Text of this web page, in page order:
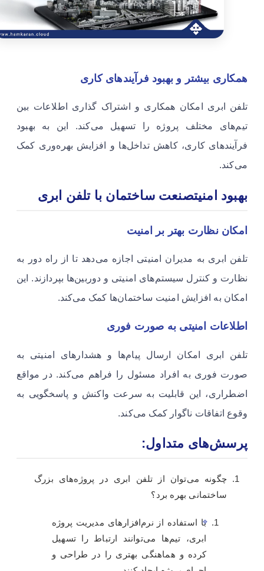
همکاری بیشتر و بهبود فرآیندهای کاری
تلفن ابری امکان همکاری و اشتراک گذاری اطلاعات بین
تیم‌های مختلف پروژه را تسهیل می‌کند. این به بهبود
فرآیندهای کاری، کاهش تداخل‌ها و افزایش بهره‌وری کمک
می‌کند.
بهبود امنیتصنعت ساختمان با تلفن ابری
امکان نظارت بهتر بر امنیت
تلفن ابری به مدیران امنیتی اجازه می‌دهد تا از راه دور به
نظارت و کنترل سیستم‌های امنیتی و دوربین‌ها بپردازند. این
امکان به افزایش امنیت ساختمان‌ها کمک می‌کند.
اطلاعات امنیتی به صورت فوری
تلفن ابری امکان ارسال پیام‌ها و هشدارهای امنیتی به
صورت فوری به افراد مسئول را فراهم می‌کند. در مواقع
اضطراری، این قابلیت به سرعت واکنش و پاسخگویی به
وقوع اتفاقات ناگوار کمک می‌کند.
پرسش‌های متداول:
چگونه می‌توان از تلفن ابری در پروژه‌های بزرگ
ساختمانی بهره برد؟
با استفاده از نرم‌افزار‌های مدیریت پروژه
ابری، تیم‌ها می‌توانند ارتباط را تسهیل
کرده و هماهنگی بهتری را در طراحی و